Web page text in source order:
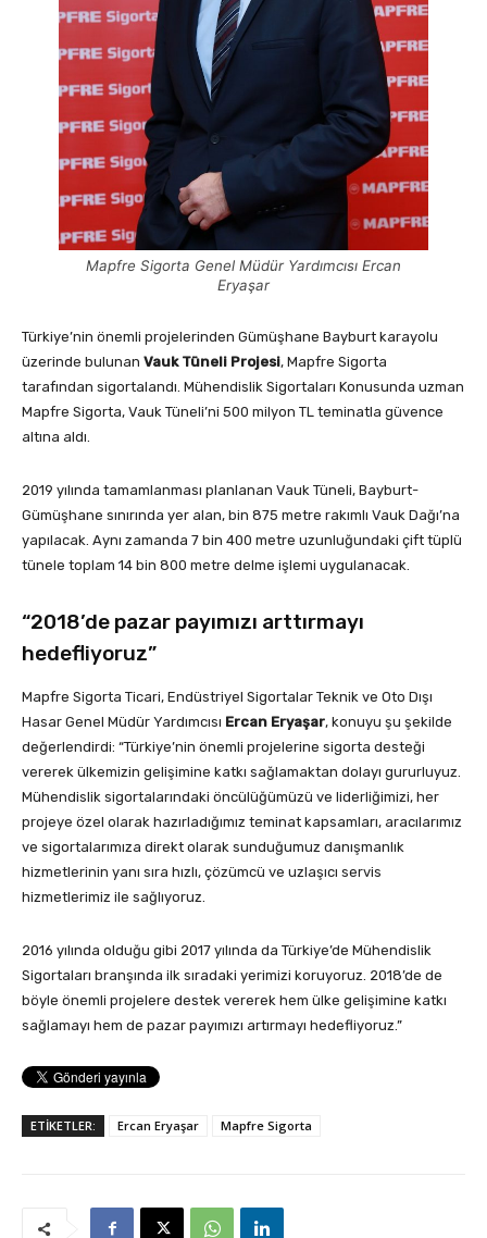
Mapfre Sigorta Genel Müdür Yardımcısı Ercan
Eryaşar
Türkiye’nin önemli projelerinden Gümüşhane Bayburt karayolu
üzerinde bulunan Vauk Tüneli Projesi, Mapfre Sigorta
tarafından sigortalandı. Mühendislik Sigortaları Konusunda uzman
Mapfre Sigorta, Vauk Tüneli’ni 500 milyon TL teminatla güvence
altına aldı.
2019 yılında tamamlanması planlanan Vauk Tüneli, Bayburt-
Gümüşhane sınırında yer alan, bin 875 metre rakımlı Vauk Dağı’na
yapılacak. Aynı zamanda 7 bin 400 metre uzunluğundaki çift tüplü
tünele toplam 14 bin 800 metre delme işlemi uygulanacak.
“2018’de pazar payımızı arttırmayı
hedefliyoruz”
Mapfre Sigorta Ticari, Endüstriyel Sigortalar Teknik ve Oto Dışı
Hasar Genel Müdür Yardımcısı Ercan Eryaşar, konuyu şu şekilde
değerlendirdi: “Türkiye’nin önemli projelerine sigorta desteği
vererek ülkemizin gelişimine katkı sağlamaktan dolayı gururluyuz.
Mühendislik sigortalarındaki öncülüğümüzü ve liderliğimizi, her
projeye özel olarak hazırladığımız teminat kapsamları, aracılarımız
ve sigortalarımıza direkt olarak sunduğumuz danışmanlık
hizmetlerinin yanı sıra hızlı, çözümcü ve uzlaşıcı servis
hizmetlerimiz ile sağlıyoruz.
2016 yılında olduğu gibi 2017 yılında da Türkiye’de Mühendislik
Sigortaları branşında ilk sıradaki yerimizi koruyoruz. 2018’de de
böyle önemli projelere destek vererek hem ülke gelişimine katkı
sağlamayı hem de pazar payımızı artırmayı hedefliyoruz.”
ETİKETLER: Ercan Eryaşar Mapfre Sigorta